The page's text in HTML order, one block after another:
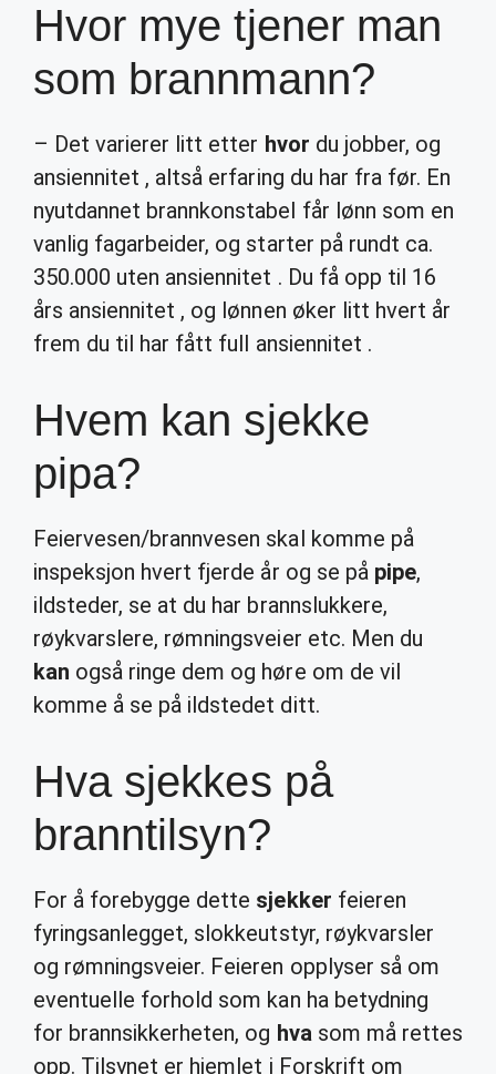
Hvor mye tjener man
som brannmann?
– Det varierer litt etter hvor du jobber, og
ansiennitet , altså erfaring du har fra før. En
nyutdannet brannkonstabel får lønn som en
vanlig fagarbeider, og starter på rundt ca.
350.000 uten ansiennitet . Du få opp til 16
års ansiennitet , og lønnen øker litt hvert år
frem du til har fått full ansiennitet .
Hvem kan sjekke
pipa?
Feiervesen/brannvesen skal komme på
inspeksjon hvert fjerde år og se på pipe,
ildsteder, se at du har brannslukkere,
røykvarslere, rømningsveier etc. Men du
kan også ringe dem og høre om de vil
komme å se på ildstedet ditt.
Hva sjekkes på
branntilsyn?
For å forebygge dette sjekker feieren
fyringsanlegget, slokkeutstyr, røykvarsler
og rømningsveier. Feieren opplyser så om
eventuelle forhold som kan ha betydning
for brannsikkerheten, og hvasom må rettes
opp. Tilsynet er hjemlet i Forskrift om